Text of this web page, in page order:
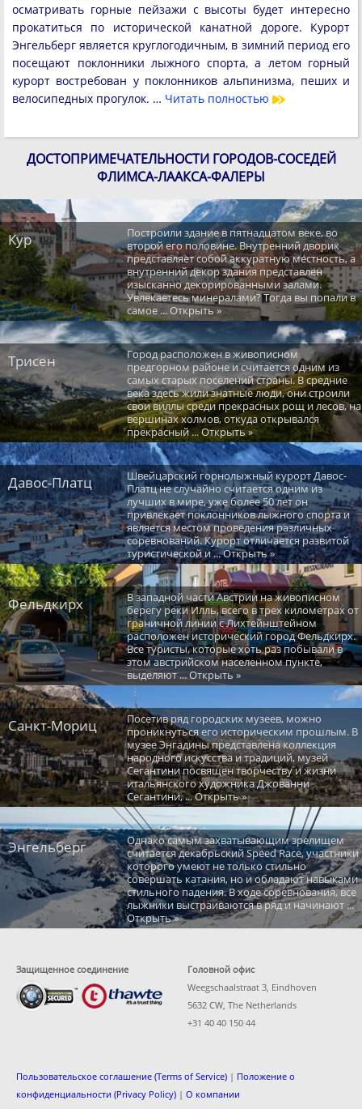
осматривать горные пейзажи с высоты будет интересно
прокатиться по исторической канатной дороге. Курорт
Энгельберг является круглогодичным, в зимний период его
посещают поклонники лыжного спорта, а летом горный
курорт востребован у поклонников альпинизма, пеших и
велосипедных прогулок. … Читать полностью
ДОСТОПРИМЕЧАТЕЛЬНОСТИ ГОРОДОВ-СОСЕДЕЙ
ФЛИМСА-ЛААКСА-ФАЛЕРЫ
Кур
Построили здание в пятнадцатом веке, во
второй его половине. Внутренний дворик
представляет собой аккуратную местность, а
внутренний декор здания представлен
изысканно декорированными залами.
Увлекаетесь минералами? Тогда вы попали в
самое ... Открыть »
Трисен
Город расположен в живописном
предгорном районе и считается одним из
самых старых поселений страны. В средние
века здесь жили знатные люди, они строили
свои виллы среди прекрасных рощ и лесов, на
вершинах холмов, откуда открывался
прекрасный ... Открыть »
Давос-Платц
Швейцарский горнолыжный курорт Давос-
Платц не случайно считается одним из
лучших в мире, уже более 50 лет он
привлекает поклонников лыжного спорта и
является местом проведения различных
соревнований. Курорт отличается развитой
туристической и ... Открыть »
Фельдкирх
В западной части Австрии на живописном
берегу реки Илль, всего в трех километрах от
граничной линии с Лихтейнштейном
расположен исторический город Фельдкирх.
Все туристы, которые хоть раз побывали в
этом австрийском населенном пункте,
выделяют ... Открыть »
Санкт-Мориц
Посетив ряд городских музеев, можно
проникнуться его историческим прошлым. В
музее Энгадины представлена коллекция
народного искусства и традиций, музей
Сегантини посвящен творчеству и жизни
итальянского художника Джованни
Сегантини, ... Открыть »
Энгельберг
Однако самым захватывающим зрелищем
считается декабрьский Speed Race, участники
которого умеют не только стильно
совершать катания, но и обладают навыками
стильного падения. В ходе соревнования, все
лыжники выстраиваются в ряд и начинают ...
Открыть »
Защищенное соединение
Головной офис
Weegschaalstraat 3, Eindhoven
5632 CW, The Netherlands
+31 40 40 150 44
Пользовательское соглашение (Terms of Service) | Положение о
конфиденциальности (Privacy Policy) | О компании